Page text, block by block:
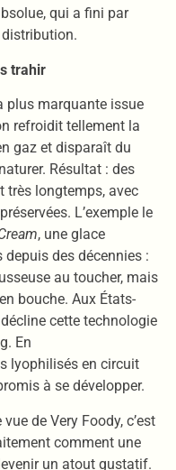
qui a fini par
trahir
plus marquante issue
refroidit tellement la
gaz et disparaît du
Résultat : des
très longtemps, avec
L’exemple le
, une glace
depuis des décennies :
au toucher, mais
bouche. Aux États-
décline cette technologie
En
lyophilisés en circuit
à se développer.
de Very Foody, c’est
comment une
un atout gustatif.